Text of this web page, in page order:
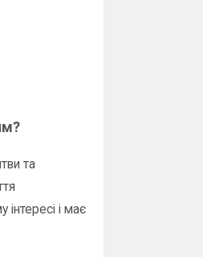
та
і має